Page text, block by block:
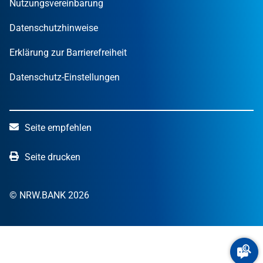
NRW.Venture
Nutzungsvereinbarung
Datenschutzhinweise
Erklärung zur Barrierefreiheit
Datenschutz-Einstellungen
Seite empfehlen
Seite drucken
© NRW.BANK 2026